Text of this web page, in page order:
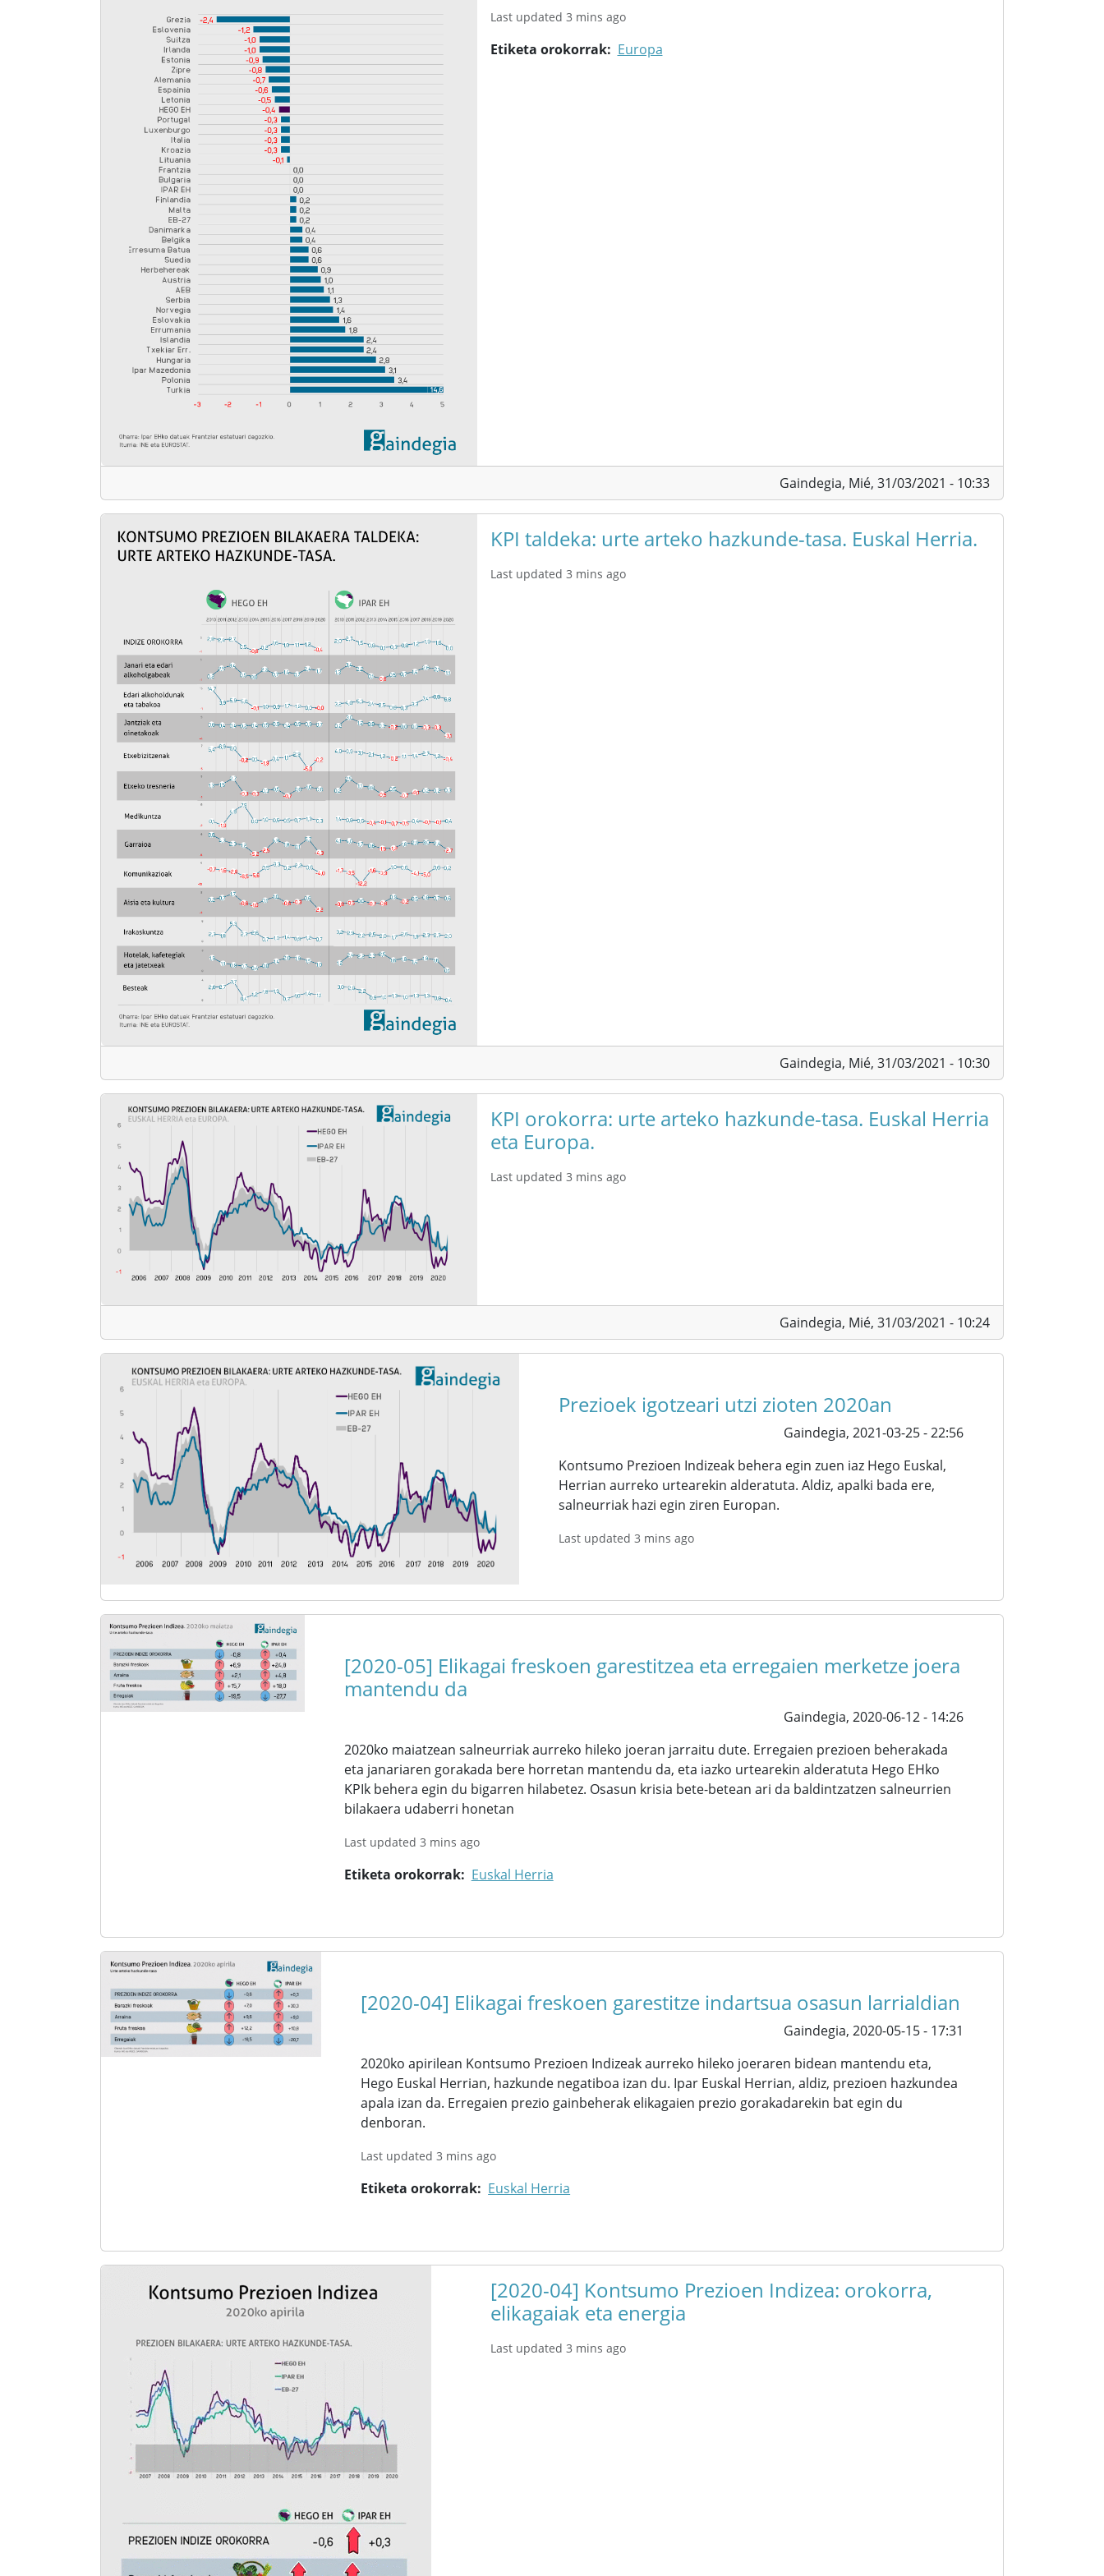
Last updated 3 mins ago
Etiketa orokorrak Europa
Gaindegia, Mié, 31/03/2021 - 10:33
KPI taldeka: urte arteko hazkunde-tasa. Euskal Herria.
Last updated 3 mins ago
Gaindegia, Mié, 31/03/2021 - 10:30
KPI orokorra: urte arteko hazkunde-tasa. Euskal Herria
eta Europa.
Last updated 3 mins ago
Gaindegia, Mié, 31/03/2021 - 10:24
Prezioek igotzeari utzi zioten 2020an
Gaindegia, 2021-03-25 - 22:56
Kontsumo Prezioen Indizeak behera egin zuen iaz Hego Euskal,
Herrian aurreko urtearekin alderatuta. Aldiz, apalki bada ere,
salneurriak hazi egin ziren Europan.
Last updated 3 mins ago
[2020-05] Elikagai freskoen garestitzea eta erregaien merketze joera
mantendu da
Gaindegia, 2020-06-12 - 14:26
2020ko maiatzean salneurriak aurreko hileko joeran jarraitu dute. Erregaien prezioen beherakada
eta janariaren gorakada bere horretan mantendu da, eta iazko urtearekin alderatuta Hego EHko
KPIk behera egin du bigarren hilabetez. Osasun krisia bete-betean ari da baldintzatzen salneurrien
bilakaera udaberri honetan
Last updated 3 mins ago
Etiketa orokorrak Euskal Herria
[2020-04] Elikagai freskoen garestitze indartsua osasun larrialdian
Gaindegia, 2020-05-15 - 17:31
2020ko apirilean Kontsumo Prezioen Indizeak aurreko hileko joeraren bidean mantendu eta,
Hego Euskal Herrian, hazkunde negatiboa izan du. Ipar Euskal Herrian, aldiz, prezioen hazkundea
apala izan da. Erregaien prezio gainbeherak elikagaien prezio gorakadarekin bat egin du
denboran.
Last updated 3 mins ago
Etiketa orokorrak Euskal Herria
[2020-04] Kontsumo Prezioen Indizea: orokorra,
elikagaiak eta energia
Last updated 3 mins ago